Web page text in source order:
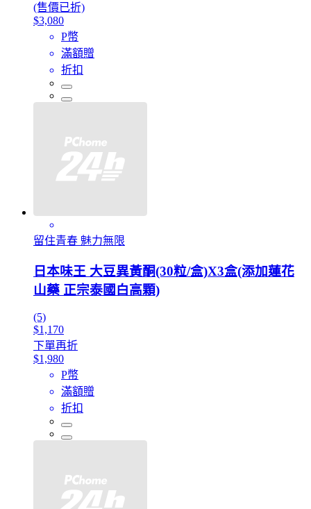
(售價已折)
$3,080
P幣
滿額贈
折扣
留住青春 魅力無限
日本味王 大豆異黃酮(30粒/盒)X3盒(添加蓮花
山藥 正宗泰國白高顆)
(5)
$1,170
下單再折
$1,980
P幣
滿額贈
折扣